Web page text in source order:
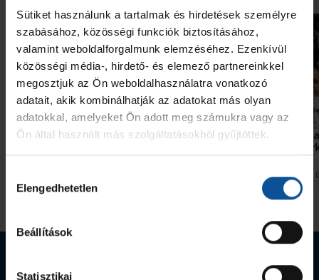
Sütiket használunk a tartalmak és hirdetések személyre
szabásához, közösségi funkciók biztosításához,
valamint weboldalforgalmunk elemzéséhez. Ezenkívül
közösségi média-, hirdető- és elemező partnereinkkel
megosztjuk az Ön weboldalhasználatra vonatkozó
adatait, akik kombinálhatják az adatokat más olyan
adatokkal, amelyeket Ön adott meg számukra vagy az
Ön által használt más szolgáltatásokból gyűjtöttek.
kiválasztása
Elengedhetetlen
Beállítások
Statisztikai
Galéria
#kékek Tour 1. állomás:
2026. aug.
Szurkolói információk a
Nantes elleni